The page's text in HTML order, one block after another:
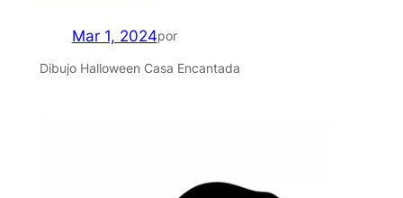
Mar 1, 2024por
Dibujo Halloween Casa Encantada